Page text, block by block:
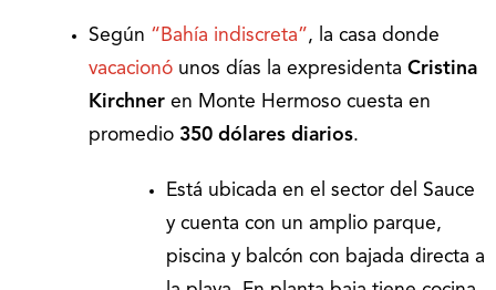
Según “Bahía indiscreta”, la casa donde
vacacionó unos días la expresidenta Cristina
Kirchner en Monte Hermoso cuesta en
promedio 350 dólares diarios.
Está ubicada en el sector del Sauce
y cuenta con un amplio parque,
piscina y balcón con bajada directa a